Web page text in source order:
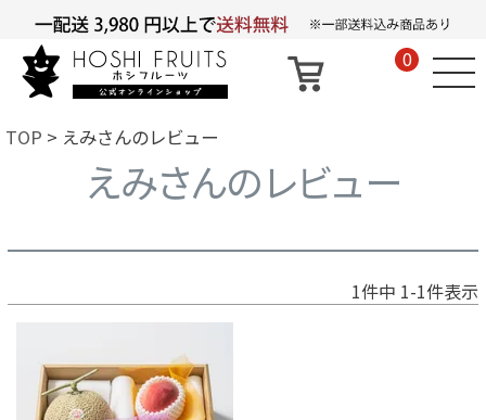
0
TOP えみさんのレビュー
えみさんのレビュー
1件中 1-1件表示